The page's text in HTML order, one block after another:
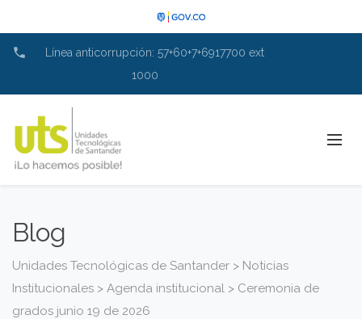
phone
Línea anticorrupción: 57+60+7+6917700 ext
1000
Blog
Unidades Tecnológicas de Santander > Noticias
Institucionales > Agenda institucional > Ceremonia de
grados junio 19 de 2026